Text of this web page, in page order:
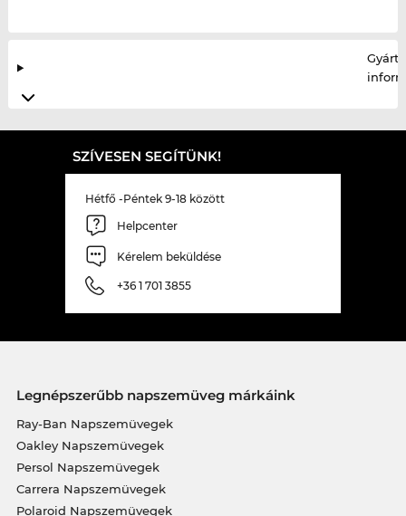
SZÍVESEN SEGÍTÜNK!
Hétfő -Péntek 9-18 között
Helpcenter
Kérelem beküldése
+36 1 701 3855
Legnépszerűbb napszemüveg márkáink
Ray-Ban Napszemüvegek
Oakley Napszemüvegek
Persol Napszemüvegek
Carrera Napszemüvegek
Polaroid Napszemüvegek